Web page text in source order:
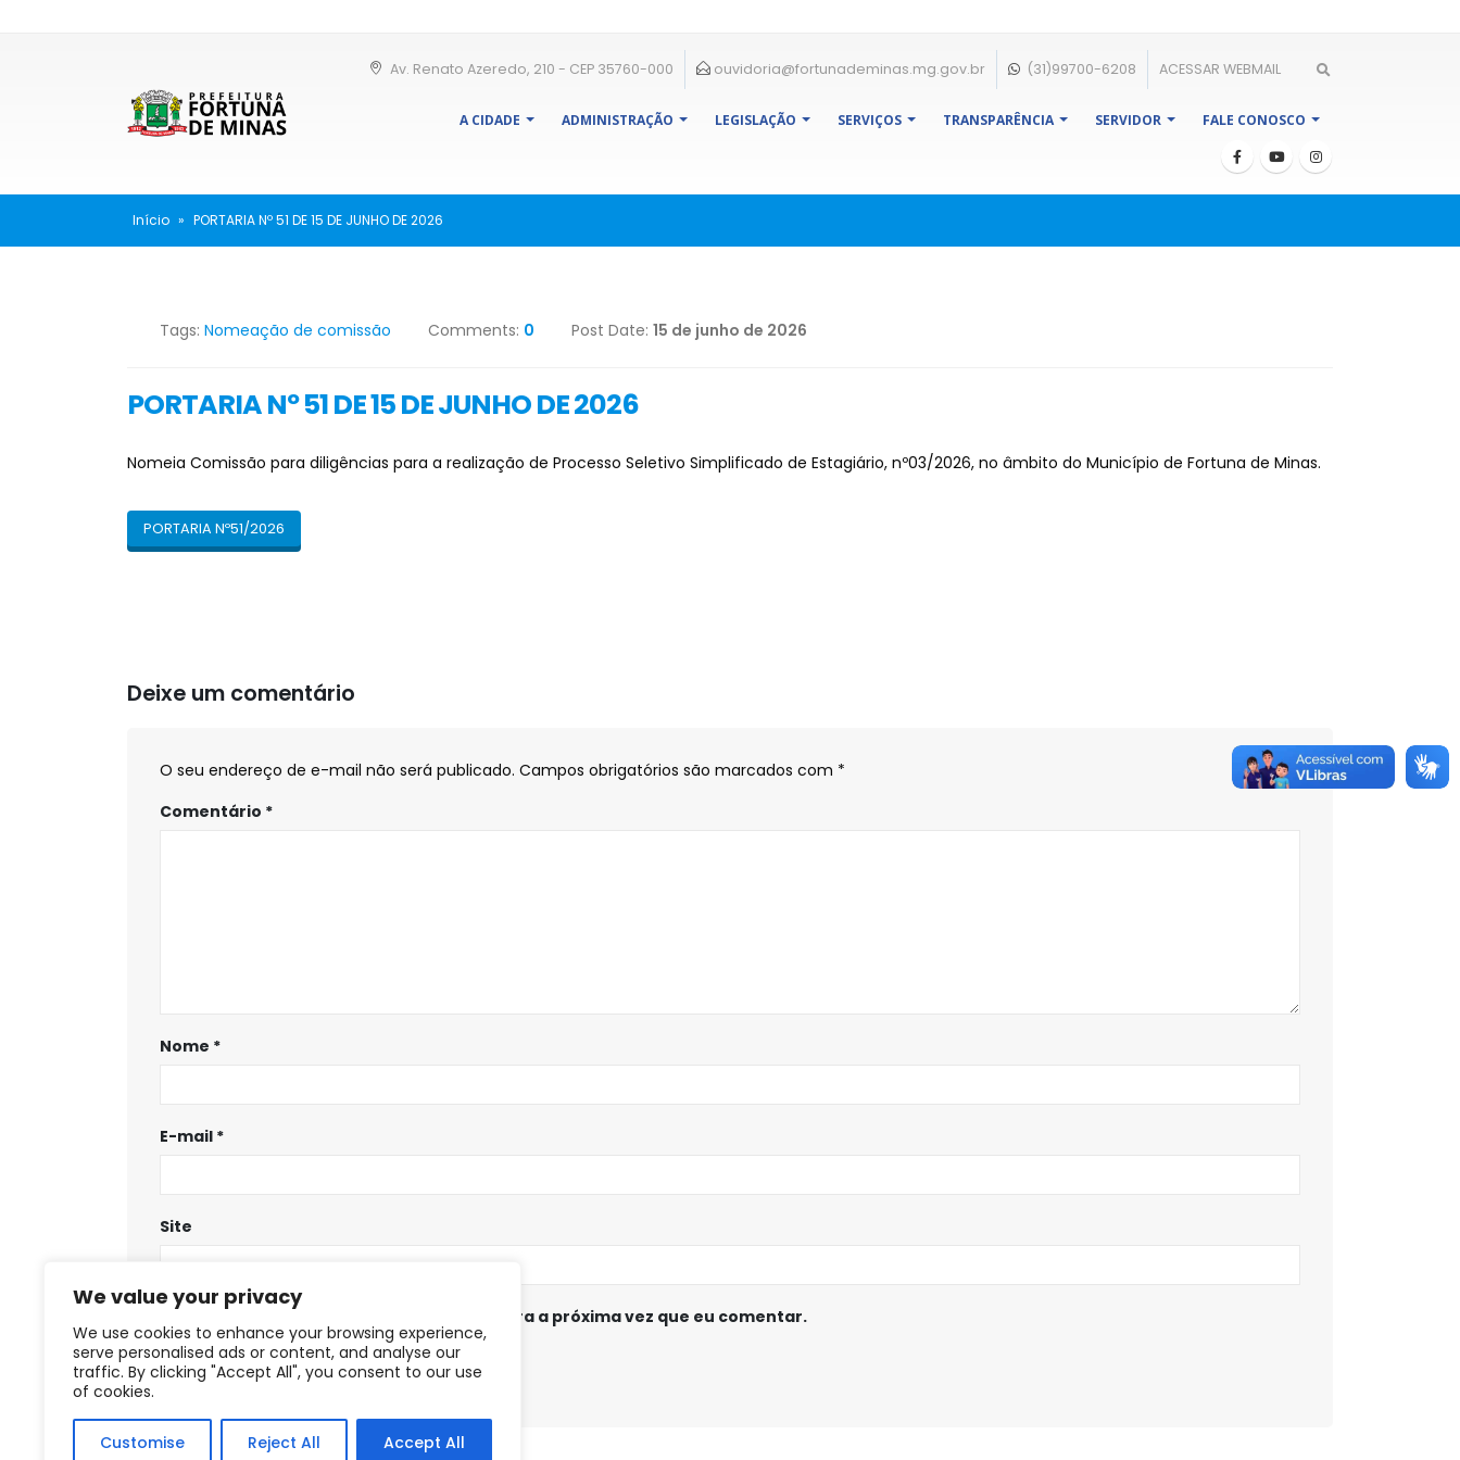
We value your privacy
We use cookies to enhance your browsing experience,
serve personalised ads or content, and analyse our
traffic. By clicking "Accept All", you consent to our use
of cookies.
Customise Reject All Accept All
Av. Renato Azeredo, 210 - CEP 35760-000 ouvidoria@fortunademinas.mg.gov.br (31)99700-6208 ACESSAR WEBMAIL
A CIDADE ADMINISTRAÇÃO LEGISLAÇÃO SERVIÇOS TRANSPARÊNCIA SERVIDOR FALE CONOSCO
Início » PORTARIA Nº 51 DE 15 DE JUNHO DE 2026
Tags: Nomeação de comissão Comments: 0 Post Date: 15 de junho de 2026
PORTARIA Nº 51 DE 15 DE JUNHO DE 2026
Nomeia Comissão para diligências para a realização de Processo Seletivo Simplificado de Estagiário, nº03/2026, no âmbito do Município de Fortuna de Minas.
PORTARIA Nº51/2026
Deixe um comentário
O seu endereço de e-mail não será publicado. Campos obrigatórios são marcados com *
Comentário *
Nome *
E-mail *
Site
Salvar meus dados neste navegador para a próxima vez que eu comentar.